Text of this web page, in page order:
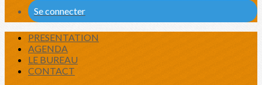
Se connecter
PRESENTATION
AGENDA
LE BUREAU
CONTACT